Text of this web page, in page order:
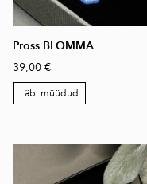
Pross BLOMMA
39,00 €
Läbi müüdud